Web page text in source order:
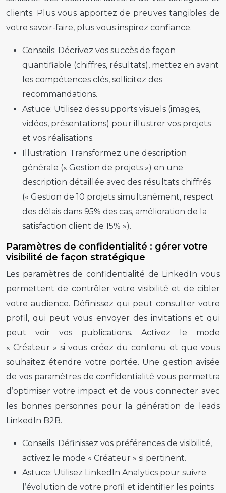
clients. Plus vous apportez de preuves tangibles de
votre savoir-faire, plus vous inspirez confiance.
Conseils: Décrivez vos succès de façon
quantifiable (chiffres, résultats), mettez en avant
les compétences clés, sollicitez des
recommandations.
Astuce: Utilisez des supports visuels (images,
vidéos, présentations) pour illustrer vos projets
et vos réalisations.
Illustration: Transformez une description
générale (« Gestion de projets ») en une
description détaillée avec des résultats chiffrés
(« Gestion de 10 projets simultanément, respect
des délais dans 95% des cas, amélioration de la
satisfaction client de 15% »).
Paramètres de confidentialité : gérer votre
visibilité de façon stratégique
Les paramètres de confidentialité de LinkedIn vous
permettent de contrôler votre visibilité et de cibler
votre audience. Définissez qui peut consulter votre
profil, qui peut vous envoyer des invitations et qui
peut voir vos publications. Activez le mode
« Créateur » si vous créez du contenu et que vous
souhaitez étendre votre portée. Une gestion avisée
de vos paramètres de confidentialité vous permettra
d’optimiser votre impact et de vous connecter avec
les bonnes personnes pour la génération de leads
LinkedIn B2B.
Conseils: Définissez vos préférences de visibilité,
activez le mode « Créateur » si pertinent.
Astuce: Utilisez LinkedIn Analytics pour suivre
l’évolution de votre profil et identifier les points